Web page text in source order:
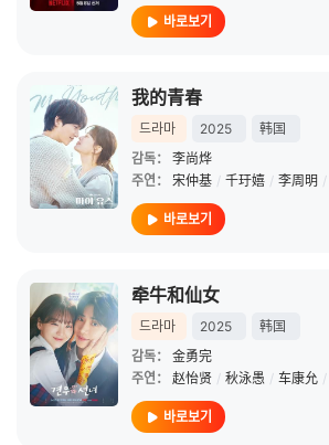
바로보기
我的青春
드라마 2025
韩国
감독：
李尚烨
주연：
宋仲基 / 千玗嬉 / 李周明 /
바로보기
牵牛和仙女
드라마 2025
韩国
감독：
金勇完
주연：
赵怡贤 / 秋泳愚 / 车康允 /
바로보기